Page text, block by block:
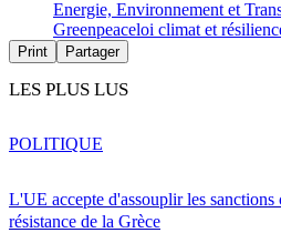
Energie, Environnement et
Greenpeaceloi climat et
Print Partager
LES PLUS LUS
L'UE accepte d'assouplir les sanctions
résistance de la Grèce
POLITIQUE